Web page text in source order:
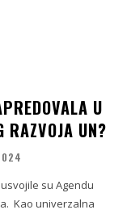
U
RAZVOJA UN?
su Agendu
Kao univerzalna